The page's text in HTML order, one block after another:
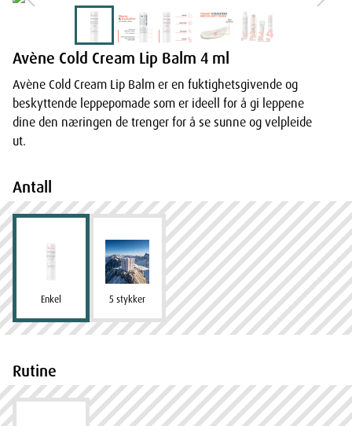
Avène Cold Cream Lip Balm 4 ml
Avène Cold Cream Lip Balm er en fuktighetsgivende og
beskyttende leppepomade som er ideell for å gi leppene
dine den næringen de trenger for å se sunne og velpleide
ut.
Antall
Enkel 5 stykker
Rutine